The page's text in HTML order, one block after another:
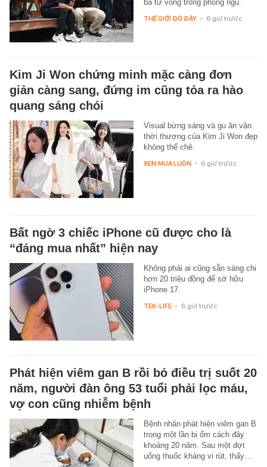
bà tử vong trong phòng ngủ.
THẾ GIỚI ĐÓ ĐÂY - 6 giờ trước
Kim Ji Won chứng minh mặc càng đơn
giản càng sang, đứng im cũng tỏa ra hào
quang sáng chói
Visual bừng sáng và gu ăn vận
thời thượng của Kim Ji Won đẹp
không thể chê.
XEM MUA LUÔN - 6 giờ trước
Bất ngờ 3 chiếc iPhone cũ được cho là
“đáng mua nhất” hiện nay
Không phải ai cũng sẵn sàng chi
hơn 20 triệu đồng để sở hữu
iPhone 17.
TEK-LIFE - 6 giờ trước
Phát hiện viêm gan B rồi bỏ điều trị suốt 20
năm, người đàn ông 53 tuổi phải lọc máu,
vợ con cũng nhiễm bệnh
Bệnh nhân phát hiện viêm gan B
trong một lần bị ốm cách đây
khoảng 20 năm. Sau một đợt
uống thuốc kháng vi rút, thấy…